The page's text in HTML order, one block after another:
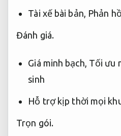
Tài xế bài bản, Phản
Đánh giá.
Giá minh bạch, Tối ưu
sinh
Hỗ trợ kịp thời mọi
Trọn gói.